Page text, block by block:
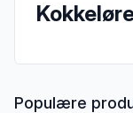
Populære